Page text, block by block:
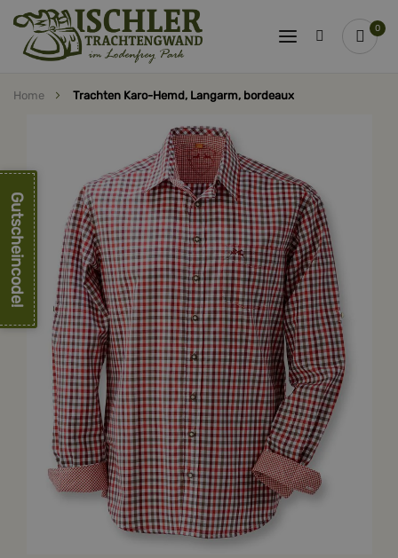
0
Home Trachten Karo-Hemd, Langarm, bordeaux
springen
Gutscheincode!